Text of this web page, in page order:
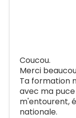
Coucou.
Merci
Ta formation
avec ma
m'entourent,
nationale.